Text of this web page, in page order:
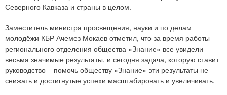
Северного Кавказа и страны в целом.
Заместитель министра просвещения, науки и по делам
молодёжи КБР Ачемез Мокаев отметил, что за время работы
регионального отделения общества «Знание» все увидели
весьма значимые результаты, и сегодня задача, которую ставит
руководство – помочь обществу «Знание» эти результаты не
снижать и достигнутые успехи масштабировать и увеличивать.